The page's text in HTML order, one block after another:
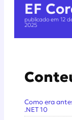
EF
publicado em 12
2025
Como era
.NET 10